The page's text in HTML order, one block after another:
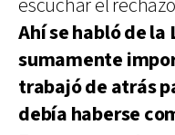
escuchar el
Ahí se habló de
sumamente
trabajó de atrás
debía haberse